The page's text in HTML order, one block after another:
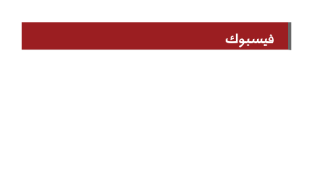
فيسبوك